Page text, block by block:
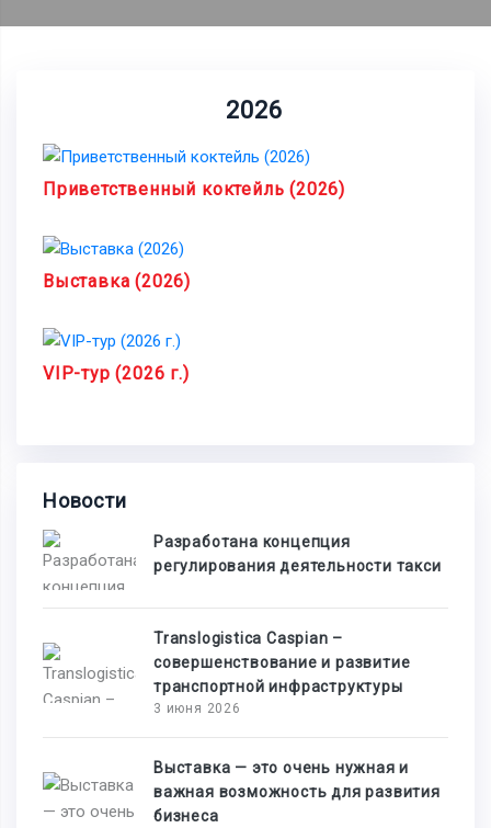
2026
Приветственный коктейль (2026)
Выставка (2026)
VIP-тур (2026 г.)
Новости
Разработана концепция
регулирования деятельности такси
Translogistica Caspian –
совершенствование и развитие
транспортной инфраструктуры
3 июня 2026
Выставка — это очень нужная и
важная возможность для развития
бизнеса